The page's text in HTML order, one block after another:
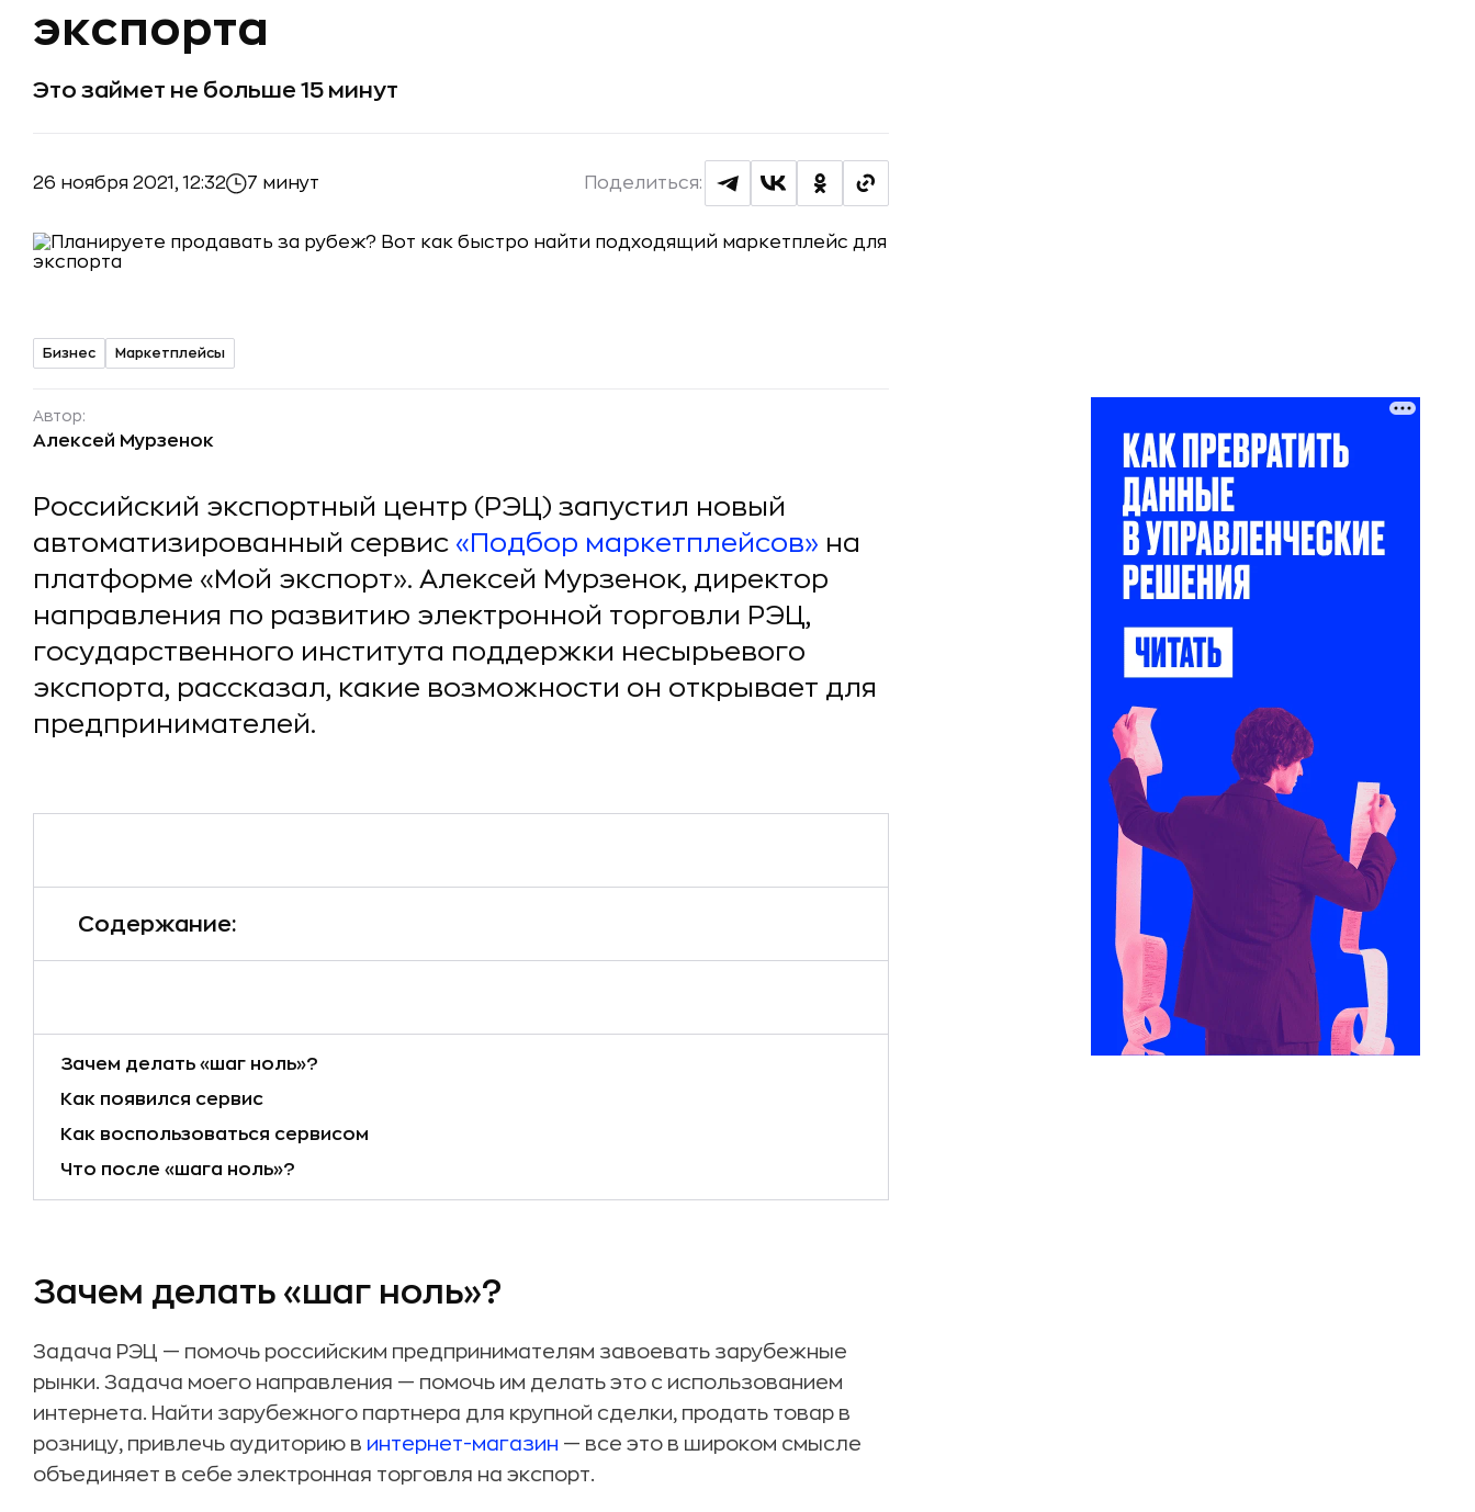
экспорта
Это займет не больше 15 минут
26 ноября 2021, 12:32 7 минут Поделиться:
Бизнес Маркетплейсы
Автор:
Алексей Мурзенок
Российский экспортный центр (РЭЦ) запустил новый
автоматизированный сервис «Подбор маркетплейсов» на
платформе «Мой экспорт». Алексей Мурзенок, директор
направления по развитию электронной торговли РЭЦ,
государственного института поддержки несырьевого
экспорта, рассказал, какие возможности он открывает для
предпринимателей.
Содержание:
Зачем делать «шаг ноль»?
Как появился сервис
Как воспользоваться сервисом
Что после «шага ноль»?
Зачем делать «шаг ноль»?
Задача РЭЦ — помочь российским предпринимателям завоевать зарубежные
рынки. Задача моего направления — помочь им делать это с использованием
интернета. Найти зарубежного партнера для крупной сделки, продать товар в
розницу, привлечь аудиторию в интернет-магазин — все это в широком смысле
объединяет в себе электронная торговля на экспорт.